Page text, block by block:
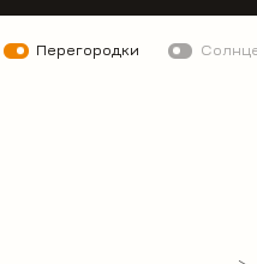
Перегородки